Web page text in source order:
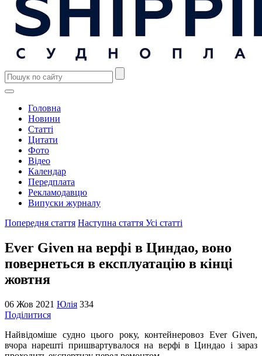
Головна
Новини
Статті
Цитати
Фото
Відео
Календар
Передплата
Рекламодавцю
Випуски журналу
Попередня стаття Наступна стаття Усі статті
Ever Given на верфі в Циндао, воно
повернеться в експлуатацію в кінці
жовтня
06 Жов 2021 Юлія 334
Поділитися
Найвідоміше судно цього року, контейнеровоз Ever Given,
вчора нарешті пришвартувалося на верфі в Циндао і зараз